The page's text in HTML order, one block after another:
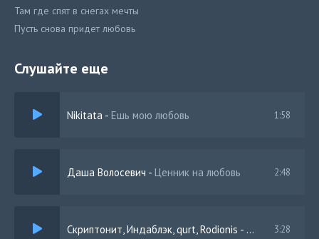
Там где спят в снегах мечты
Пусть снова придет любовь
Подари мне то что залечит раны
Слушайте еще
Nikitata - Ешь мою любовь 1:58
Даша Волосевич - Ценник на любовь 2:48
Скриптонит, Индаблэк, qurt, Rodionis - Цифры3:28